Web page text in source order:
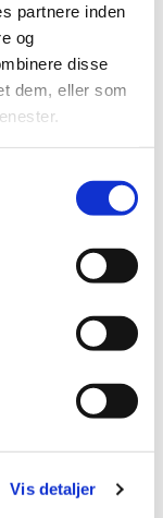
partnere inden
og
disse
dem, eller som
Vis detaljer